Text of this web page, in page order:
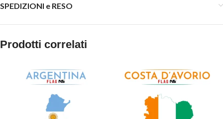
SPEDIZIONI e RESO
Prodotti correlati